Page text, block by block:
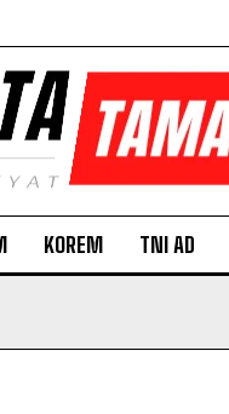
KOREM TNI AD